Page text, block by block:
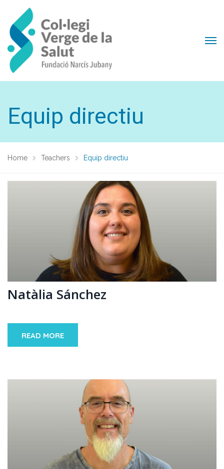
Equip directiu
Home Teachers Equip directiu
Natàlia Sánchez
READ MORE